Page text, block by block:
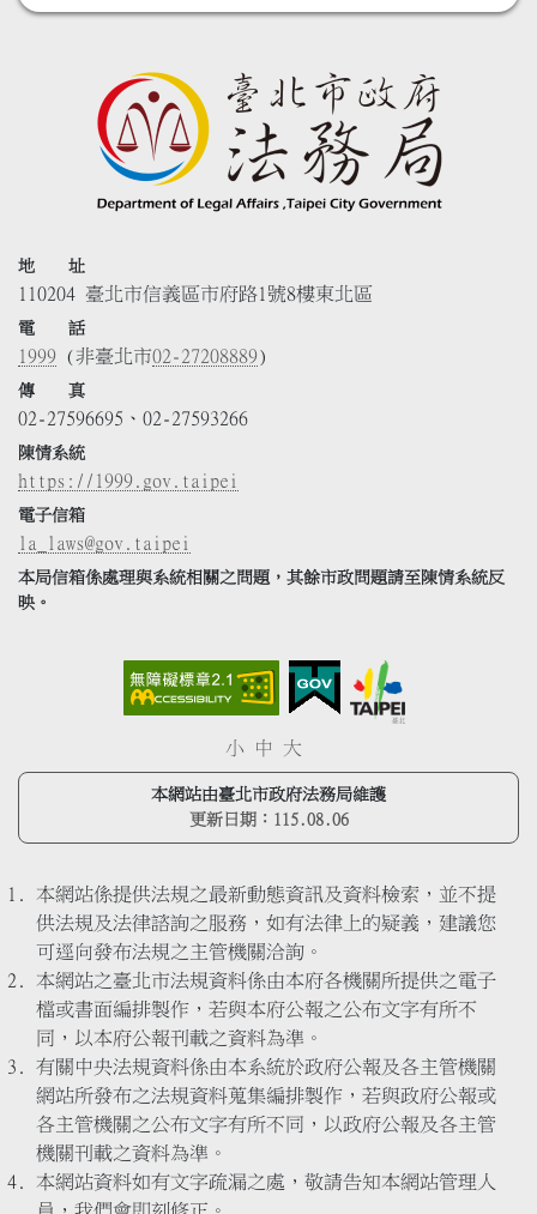
地 址
110204 臺北市信義區市府路1號8樓東北區
電 話
1999 (非臺北市02-27208889)
傳 真
02-27596695、02-27593266
陳情系統
https://1999.gov.taipei
電子信箱
la_laws@gov.taipei
本局信箱係處理與系統相關之問題，其餘市政問題請至陳情系統反
映。
小 中 大
本網站由臺北市政府法務局維護
更新日期： 115.08.06
本網站係提供法規之最新動態資訊及資料檢索，並不提
供法規及法律諮詢之服務，如有法律上的疑義，建議您
可逕向發布法規之主管機關洽詢。
本網站之臺北市法規資料係由本府各機關所提供之電子
檔或書面編排製作，若與本府公報之公布文字有所不
同，以本府公報刊載之資料為準。
有關中央法規資料係由本系統於政府公報及各主管機關
網站所發布之法規資料蒐集編排製作，若與政府公報或
各主管機關之公布文字有所不同，以政府公報及各主管
機關刊載之資料為準。
本網站資料如有文字疏漏之處，敬請告知本網站管理人
員，我們會即刻修正。